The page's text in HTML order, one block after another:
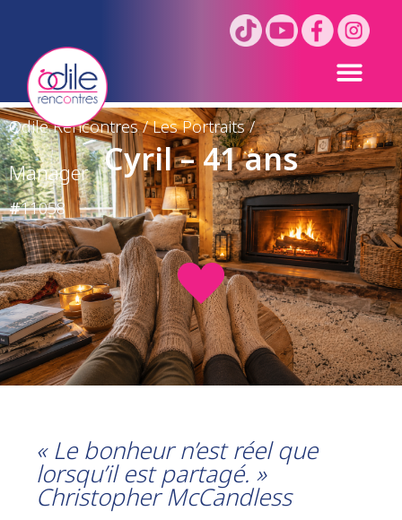
Odile Rencontres/Les Portraits/
Cyril – 41 ans
Manager
#11058
« Le bonheur n’est réel que
lorsqu’il est partagé. »
Christopher McCandless